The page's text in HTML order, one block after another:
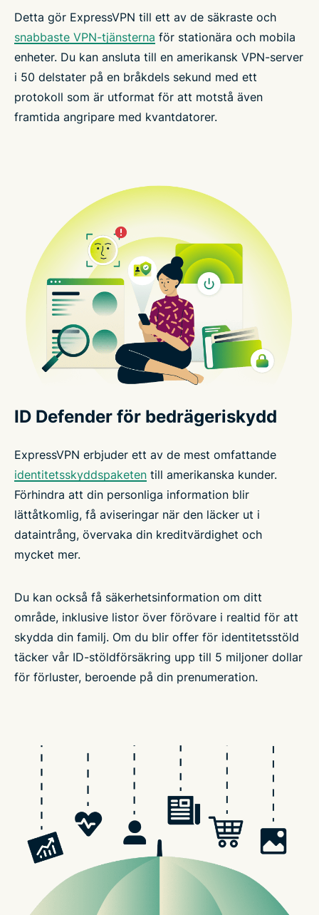
Detta gör ExpressVPN till ett av de säkraste och
snabbaste VPN-tjänsterna för stationära och mobila
enheter. Du kan ansluta till en amerikansk VPN-server
i 50 delstater på en bråkdels sekund med ett
protokoll som är utformat för att motstå även
framtida angripare med kvantdatorer.
ID Defender för bedrägeriskydd
ExpressVPN erbjuder ett av de mest omfattande
identitetsskyddspaketen till amerikanska kunder.
Förhindra att din personliga information blir
lättåtkomlig, få aviseringar när den läcker ut i
dataintrång, övervaka din kreditvärdighet och
mycket mer.
Du kan också få säkerhetsinformation om ditt
område, inklusive listor över förövare i realtid för att
skydda din familj. Om du blir offer för identitetsstöld
täcker vår ID-stöldförsäkring upp till 5 miljoner dollar
för förluster, beroende på din prenumeration.